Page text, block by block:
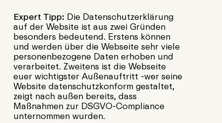
Expert Tipp: Die Datenschutzerklärung
auf der Website ist aus zwei Gründen
besonders bedeutend. Erstens können
und werden über die Webseite sehr viele
personenbezogene Daten erhoben und
verarbeitet. Zweitens ist die Webseite
euer wichtigster Außenauftritt -wer seine
Website datenschutzkonform gestaltet,
zeigt nach außen bereits, dass
Maßnahmen zur DSGVO-Compliance
unternommen wurden.